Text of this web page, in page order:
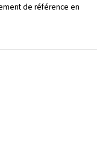
de référence en